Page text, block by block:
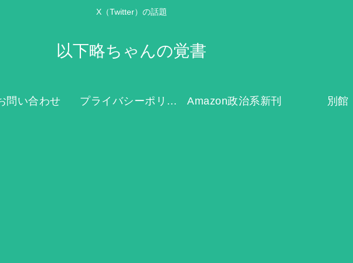
X（Twitter）の話題
以下略ちゃんの覚書
問い合わせ プライバシーポリシー Amazon政治系新刊 別館